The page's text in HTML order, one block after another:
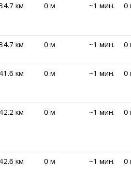
км 0 м ~1 мин. 0
км 0 м ~1 мин. 0
41.6 км 0 м ~1 мин. 0
42.2 км 0 м ~1 мин. 0
42.6 км 0 м ~1 мин. 0